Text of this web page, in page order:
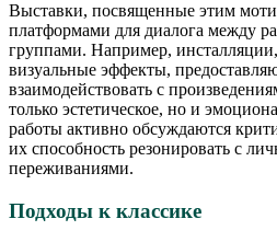
Выставки, посвященные этим
платформами для диалога между
группами. Например,
визуальные эффекты,
взаимодействовать с
только эстетическое, но и
работы активно обсуждаются
их способность резонировать с
переживаниями.
Подходы к классике